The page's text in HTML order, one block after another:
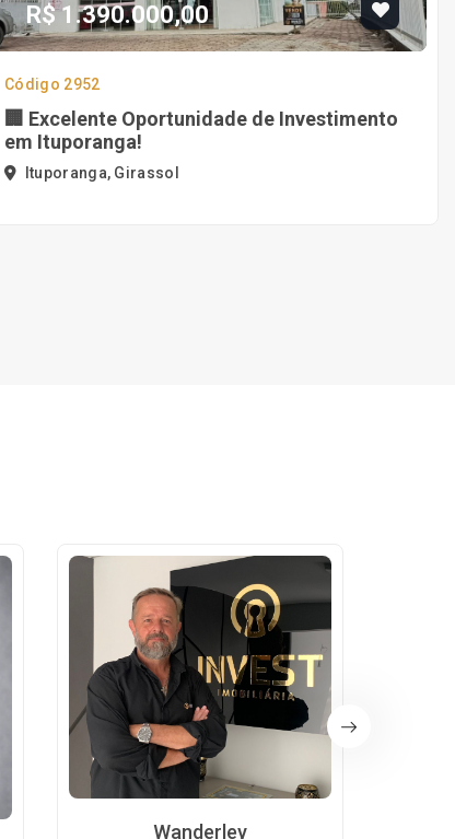
R$ 1.390.000,00
Código 2952
🏢 Excelente Oportunidade de Investimento
em Ituporanga!
Ituporanga, Girassol
Wanderley